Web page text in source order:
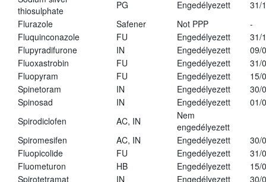
thiosulphate
PG Engedélyezett
31/
Flurazole
Safener Not PPP
-
Fluquinconazole
FU Engedélyezett
31/
Flupyradifurone
IN Engedélyezett
09/
Fluoxastrobin
FU Engedélyezett
31/
Fluopyram
FU Engedélyezett
15/
Spinetoram
IN Engedélyezett
30/
Spinosad
IN Engedélyezett
01/
Spirodiclofen
AC, IN
Nem
engedélyezett
Spiromesifen
AC, IN Engedélyezett
30/
Fluopicolide
FU Engedélyezett
31/
Fluometuron
HB Engedélyezett
15/
Spirotetramat
IN Engedélyezett
30/